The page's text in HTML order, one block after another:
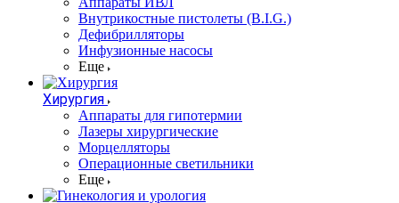
Внутрикостные пистолеты (B.I.G.)
Дефибрилляторы
Инфузионные насосы
Еще
Хирургия
Аппараты для гипотермии
Лазеры хирургические
Морцелляторы
Операционные светильники
Еще